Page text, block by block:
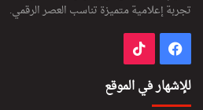
تجربة إعلامية متميزة تناسب العصر الرقمي.
فيسبوك
للإشهار في الموقع